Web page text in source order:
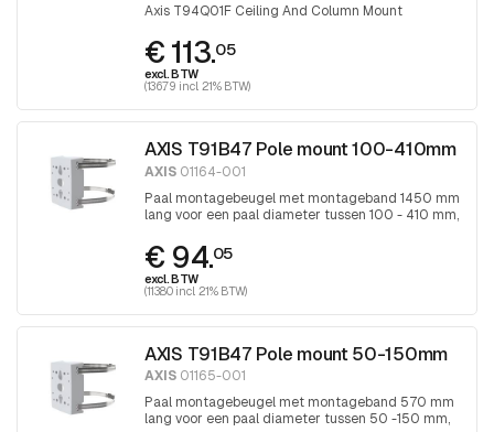
Axis T94Q01F Ceiling And Column Mount
€ 113.05
excl. BTW
(136.79 incl. 21% BTW)
AXIS T91B47 Pole mount 100-410mm
AXIS 01164-001
Paal montagebeugel met montageband 1450 mm
lang voor een paal diameter tussen 100 - 410 mm,
schroevendraaier
€ 94.05
excl. BTW
(113.80 incl. 21% BTW)
AXIS T91B47 Pole mount 50-150mm
AXIS 01165-001
Paal montagebeugel met montageband 570 mm
lang voor een paal diameter tussen 50 -150 mm,